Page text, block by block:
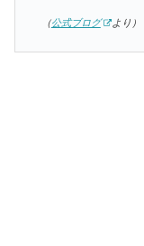
（公式ブログ より）